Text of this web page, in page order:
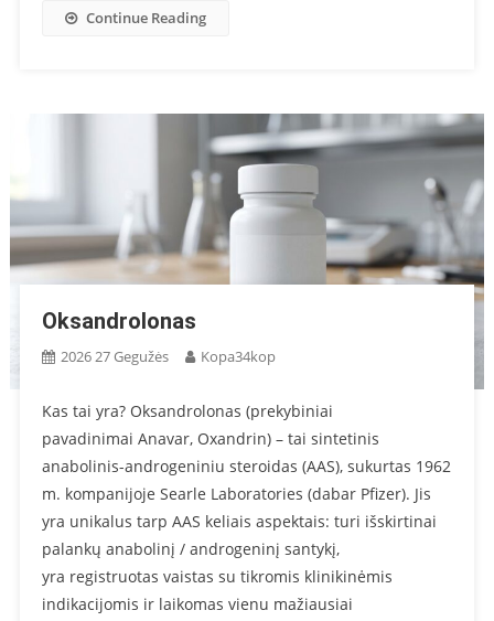
Continue Reading
Oksandrolonas
2026 27 Gegužės Kopa34kop
Kas tai yra? Oksandrolonas (prekybiniai
pavadinimai Anavar, Oxandrin) – tai sintetinis
anabolinis-androgeniniu steroidas (AAS), sukurtas 1962
m. kompanijoje Searle Laboratories (dabar Pfizer). Jis
yra unikalus tarp AAS keliais aspektais: turi išskirtinai
palankų anabolinį / androgeninį santykį,
yra registruotas vaistas su tikromis klinikinėmis
indikacijomis ir laikomas vienu mažiausiai